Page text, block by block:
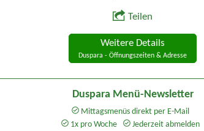
Teilen
Weitere Details
Duspara - Öffnungszeiten & Adresse
Duspara Menü-Newsletter
Mittagsmenüs direkt per E-Mail
1x pro Woche
Jederzeit abmelden